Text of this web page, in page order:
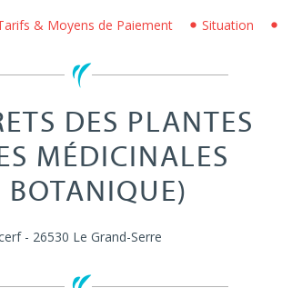
& Moyens de Paiement Situation
DES PLANTES
MÉDICINALES
BOTANIQUE)
- 26530 Le Grand-Serre